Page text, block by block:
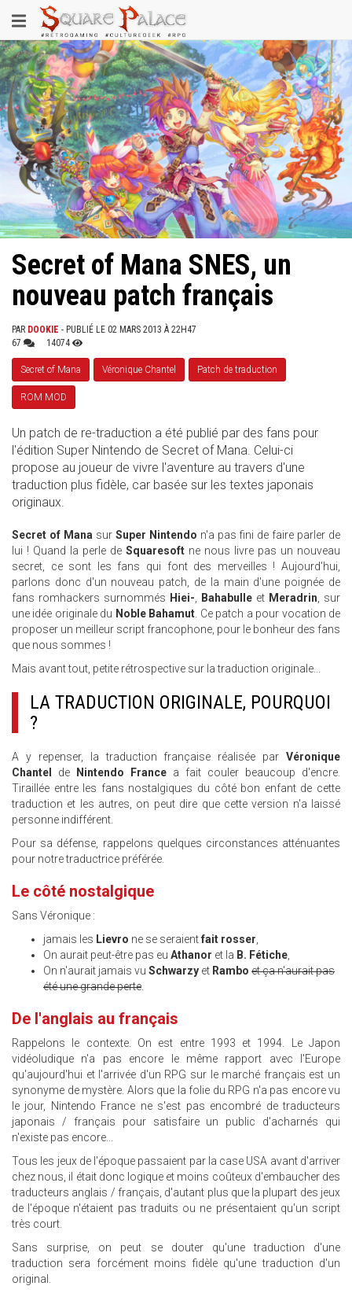
au
contenu
principal
Toggle
navigation
Secret of Mana SNES, un
nouveau patch français
PAR DOOKIE - PUBLIÉ LE 02 MARS 2013 À 22H47
67
14074
Secret of Mana Véronique Chantel Patch de traduction
ROM MOD
Un patch de re-traduction a été publié par des fans pour
l'édition Super Nintendo de Secret of Mana. Celui-ci
propose au joueur de vivre l'aventure au travers d'une
traduction plus fidèle, car basée sur les textes japonais
originaux.
Secret of Mana sur Super Nintendo n'a pas fini de faire parler de
lui ! Quand la perle de Squaresoft ne nous livre pas un nouveau
secret, ce sont les fans qui font des merveilles ! Aujourd'hui,
parlons donc d'un nouveau patch, de la main d'une poignée de
fans romhackers surnommés Hiei- Bahabulle et Meradrin , sur
une idée originale du Noble Bahamut . Ce patch a pour vocation de
proposer un meilleur script francophone, pour le bonheur des fans
que nous sommes !
Mais avant tout, petite rétrospective sur la traduction originale...
LA TRADUCTION ORIGINALE, POURQUOI
?
A y repenser, la traduction française réalisée par Véronique
Chantel de Nintendo France a fait couler beaucoup d'encre.
Tiraillée entre les fans nostalgiques du côté bon enfant de cette
traduction et les autres, on peut dire que cette version n'a laissé
personne indifférent.
Pour sa défense, rappelons quelques circonstances atténuantes
pour notre traductrice préférée.
Le côté nostalgique
Sans Véronique :
jamais les Lievro ne se seraientfait rosser
On aurait peut-être pas eu Athanor et la B. Fétiche
On n'aurait jamais vu Schwarzy et Rambo et ça n'aurait pas
été une grande perte
De l'anglais au français
Rappelons le contexte. On est entre 1993 et 1994. Le Japon
vidéoludique n'a pas encore le même rapport avec l'Europe
qu'aujourd'hui et l'arrivée d'un RPG sur le marché français est un
synonyme de mystère. Alors que la folie du RPG n'a pas encore vu
le jour, Nintendo France ne s'est pas encombré de traducteurs
japonais / français pour satisfaire un public d'acharnés qui
n'existe pas encore...
Tous les jeux de l'époque passaient par la case USA avant d'arriver
chez nous, il était donc logique et moins coûteux d'embaucher des
traducteurs anglais / français, d'autant plus que la plupart des jeux
de l'époque n'étaient pas traduits ou ne présentaient qu'un script
très court.
Sans surprise, on peut se douter qu'une traduction d'une
traduction sera forcément moins fidèle qu'une traduction d'un
original.